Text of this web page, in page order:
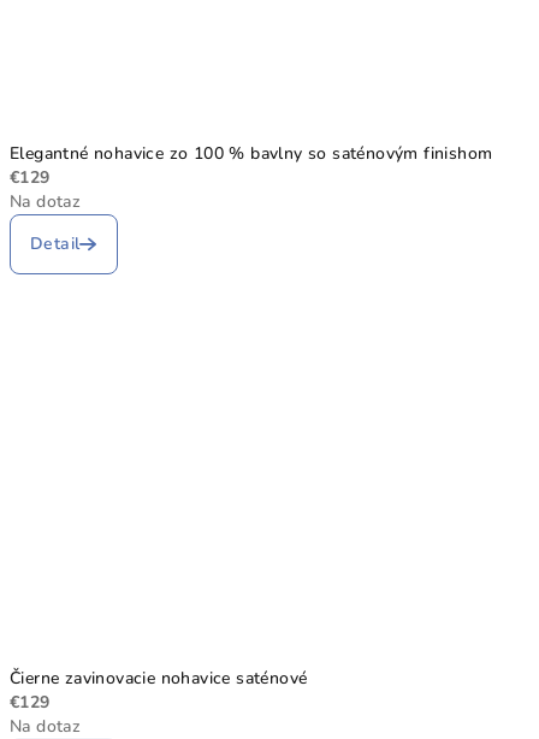
Elegantné nohavice zo 100 % bavlny so saténovým finishom
€129
Na dotaz
Detail
Čierne zavinovacie nohavice saténové
€129
Na dotaz